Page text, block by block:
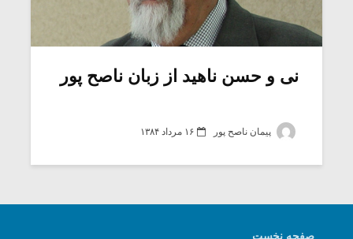
نی و حسن ناهید از زبان ناصح پور
پیمان ناصح پور ۱۶ مرداد ۱۳۸۴
صفحه نخست